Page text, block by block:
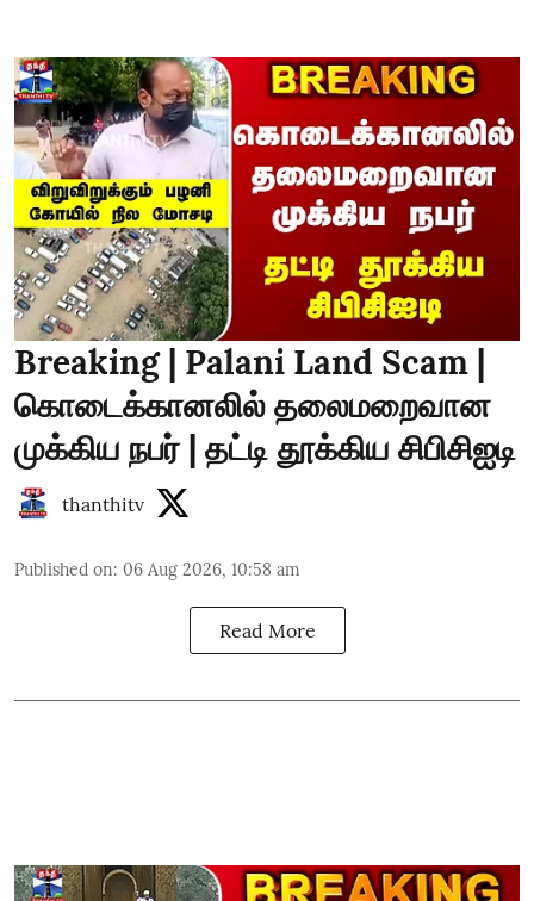
Breaking | Palani Land Scam |
கொடைக்கானலில் தலைமறைவான
முக்கிய நபர் | தட்டி தூக்கிய சிபிசிஐடி
thanthitv
Published on: 06 Aug 2026, 10:58 am
Read More